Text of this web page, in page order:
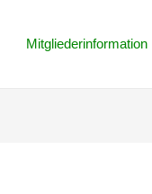
Mitgliederinformation